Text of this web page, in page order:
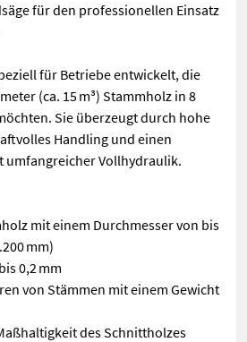
für den professionellen Einsatz
für Betriebe entwickelt, die
(ca. 15 m³) Stammholz in 8
Sie überzeugt durch hohe
Handling und einen
umfangreicher Vollhydraulik.
mit einem Durchmesser von bis
mm)
0,2 mm
von Stämmen mit einem Gewicht
des Schnittholzes